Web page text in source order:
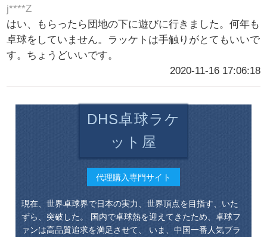
j****Z
はい、もらったら団地の下に遊びに行きました。何年も
卓球をしていません。ラッケトは手触りがとてもいいで
す。ちょうどいいです。
2020-11-16 17:06:18
DHS卓球ラケ
ット屋
代理購入専門サイト
現在、世界卓球界で日本の実力、世界頂点を目指す、いた
ずら、突破した。 国内で卓球熱を迎えてきたため、卓球フ
ァンは高品質追求を満足させて、 いま、中国一番人気ブラ